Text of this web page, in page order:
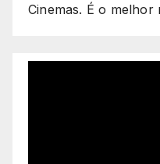
Cinemas. É o melhor